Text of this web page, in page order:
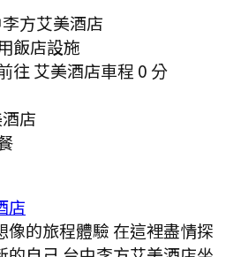
方艾美酒店
飯店設施
往 艾美酒店車程 0 分
店
店
像的旅程體驗 在這裡盡情探